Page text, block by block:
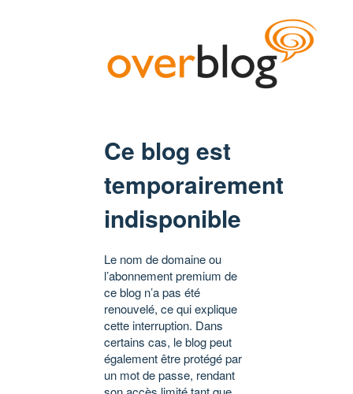
Ce blog est
temporairement
indisponible
Le nom de domaine ou
l’abonnement premium de
ce blog n’a pas été
renouvelé, ce qui explique
cette interruption. Dans
certains cas, le blog peut
également être protégé par
un mot de passe, rendant